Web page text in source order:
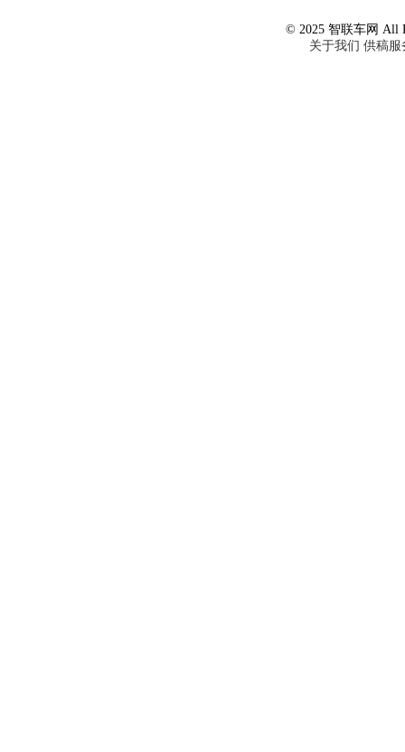
© 2025 智联车网 All
关于我们 供稿服